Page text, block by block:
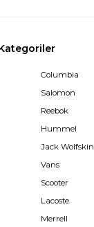
Columbia
Salomon
Reebok
Hummel
Jack Wolfskin
Vans
Scooter
Lacoste
Merrell